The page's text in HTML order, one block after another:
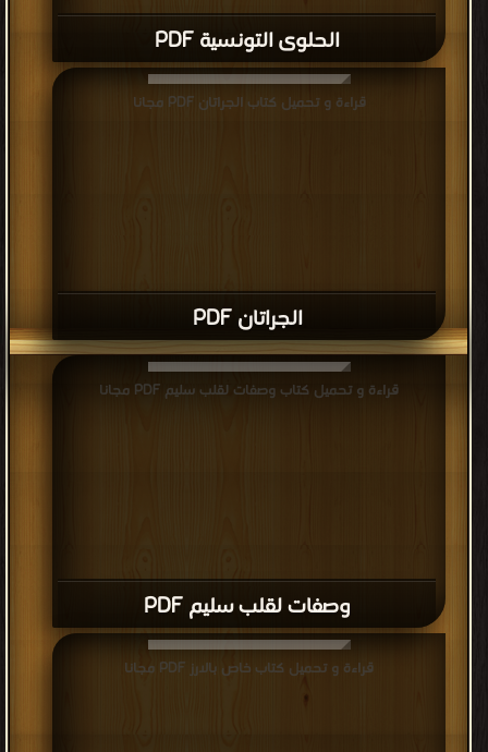
الحلوى التونسية PDF
الجراتان PDF
قراءة و تحميل كتاب الجراتان PDF مجانا
وصفات لقلب سليم PDF
قراءة و تحميل كتاب وصفات لقلب سليم PDF مجانا
قراءة و تحميل كتاب خاص بالارز PDF مجانا